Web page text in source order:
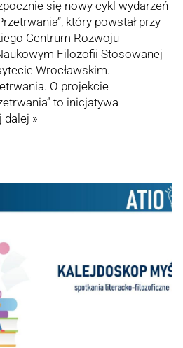
się nowy cykl wydarzeń
który powstał przy
Centrum Rozwoju
Filozofii Stosowanej
Wrocławskim.
O projekcie
to inicjatywa
dalej »